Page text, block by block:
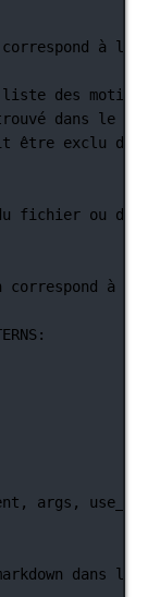
à
des motifs
dans le
être exclu du
fichier ou du
correspond à
:
args,
dans le